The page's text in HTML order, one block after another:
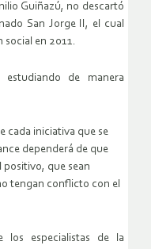
Guiñazú, no descartó
San Jorge II, el cual
en 2011.
de manera
cada iniciativa que se
dependerá de que
que sean
tengan conflicto con el
los especialistas de la